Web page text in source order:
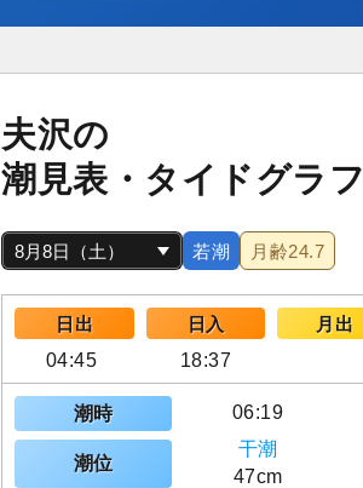
夫沢の
潮見表・タイドグラフ
若潮 月齢24.7
日出 日入 月出
04:45
18:37
潮時 06:19
潮位
干潮
47cm